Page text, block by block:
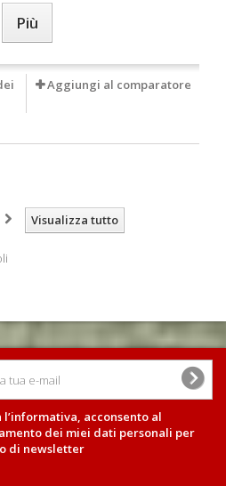
Più
Aggiungi al comparatore
Visualizza tutto
l’informativa, acconsento al
dei miei dati personali per
di newsletter